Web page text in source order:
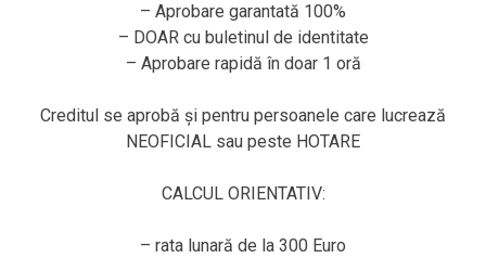
– Aprobare garantată 100%
– DOAR cu buletinul de identitate
– Aprobare rapidă în doar 1 oră
Creditul se aprobă și pentru persoanele care lucrează
NEOFICIAL sau peste HOTARE
CALCUL ORIENTATIV:
– rata lunară de la 300 Euro